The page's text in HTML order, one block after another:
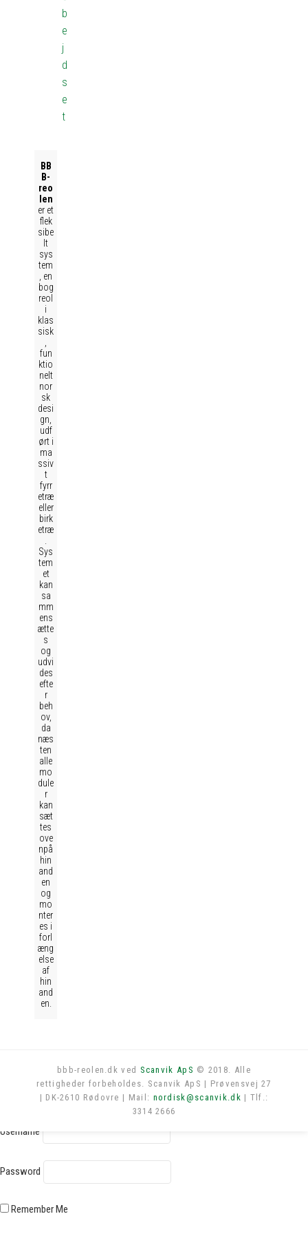
b
e
j
d
s
e
t
BB
B-
reo
len
er et
flek
sibe
lt
sys
tem
, en
bog
reol
i
klas
sisk
fun
ktio
nelt
nor
sk
desi
gn,
udf
ørt i
ma
ssiv
t
fyrr
etræ
eller
birk
etræ
Sys
tem
et
kan
sa
mm
ens
ætte
s
og
udvi
des
efte
r
beh
ov,
da
næs
ten
alle
mo
dule
r
kan
sæt
tes
ove
npå
hin
and
en
og
mo
nter
es i
forl
æng
else
af
hin
and
en.
bbb-reolen.dk ved Scanvik ApS © 2018. Alle
rettigheder forbeholdes. Scanvik ApS | Prøvensvej 27
| DK-2610 Rødovre | Mail: nordisk@scanvik.dk | Tlf.:
3314 2666
Log in
Username
Password
Remember Me